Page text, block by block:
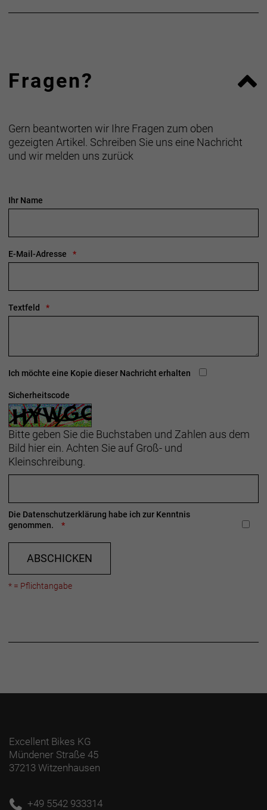
Fragen?
Gern beantworten wir Ihre Fragen zum oben
gezeigten Artikel. Schreiben Sie uns eine Nachricht
und wir melden uns zurück
Ihr Name
E-Mail-Adresse
Textfeld
Ich möchte eine Kopie dieser Nachricht erhalten
Sicherheitscode
Bitte geben Sie die Buchstaben und Zahlen aus dem
Bild hier ein. Achten Sie auf Groß- und
Kleinschreibung.
Die Datenschutzerklärung habe ich zur Kenntnis
genommen.
ABSCHICKEN
* = Pflichtangabe
Excellent Bikes KG
Mündener Straße 45
37213 Witzenhausen
+49 5542 933314